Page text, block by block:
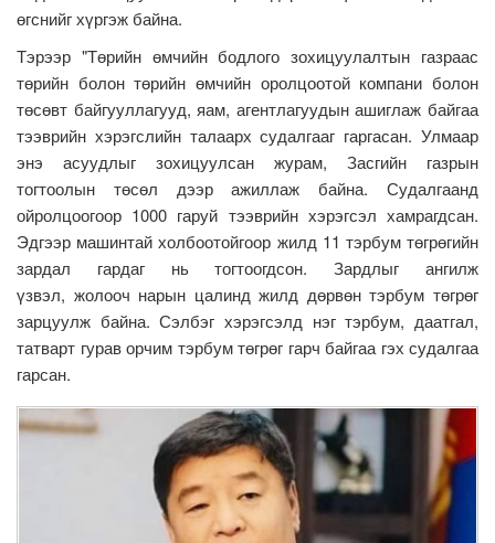
өгснийг хүргэж байна.
Тэрээр "Төрийн өмчийн бодлого зохицуулалтын газраас
төрийн болон төрийн өмчийн оролцоотой компани болон
төсөвт байгууллагууд, яам, агентлагуудын ашиглаж байгаа
тээврийн хэрэгслийн талаарх судалгааг гаргасан. Улмаар
энэ асуудлыг зохицуулсан журам, Засгийн газрын
тогтоолын төсөл дээр ажиллаж байна. Судалгаанд
ойролцоогоор 1000 гаруй тээврийн хэрэгсэл хамрагдсан.
Эдгээр машинтай холбоотойгоор жилд 11 тэрбум төгрөгийн
зардал гардаг нь тогтоогдсон. Зардлыг ангилж
үзвэл, жолооч нарын цалинд жилд дөрвөн тэрбум төгрөг
зарцуулж байна. Сэлбэг хэрэгсэлд нэг тэрбум, даатгал,
татварт гурав орчим тэрбум төгрөг гарч байгаа гэх судалгаа
гарсан.